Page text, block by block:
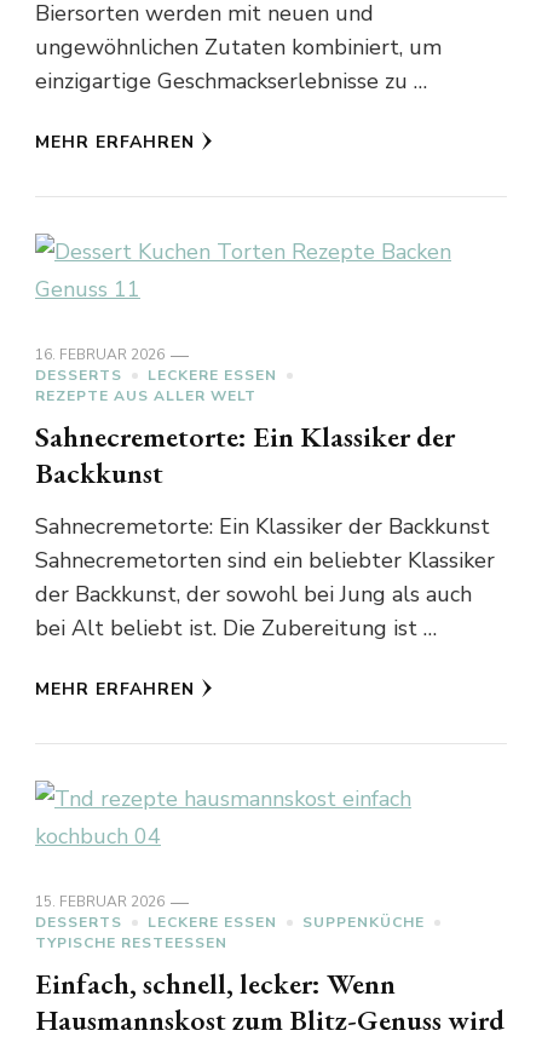
Biersorten werden mit neuen und
ungewöhnlichen Zutaten kombiniert, um
einzigartige Geschmackserlebnisse zu …
MEHR ERFAHREN
16. FEBRUAR 2026
DESSERTS
LECKERE ESSEN
REZEPTE AUS ALLER WELT
Sahnecremetorte: Ein Klassiker der
Backkunst
Sahnecremetorte: Ein Klassiker der Backkunst
Sahnecremetorten sind ein beliebter Klassiker
der Backkunst, der sowohl bei Jung als auch
bei Alt beliebt ist. Die Zubereitung ist …
MEHR ERFAHREN
15. FEBRUAR 2026
DESSERTS
LECKERE ESSEN
SUPPENKÜCHE
TYPISCHE RESTEESSEN
Einfach, schnell, lecker: Wenn
Hausmannskost zum Blitz-Genuss wird